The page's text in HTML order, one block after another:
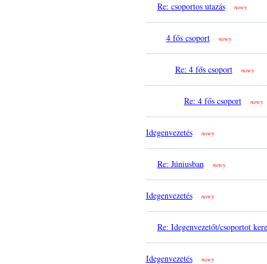
Re: csoportos utazás nowy
4 fős csoport nowy
Re: 4 fős csoport nowy
Re: 4 fős csoport nowy
Idegenvezetés nowy
Re: Júniusban nowy
Idegenvezetés nowy
Re: Idegenvezetőt/csoportot
Idegenvezetés nowy